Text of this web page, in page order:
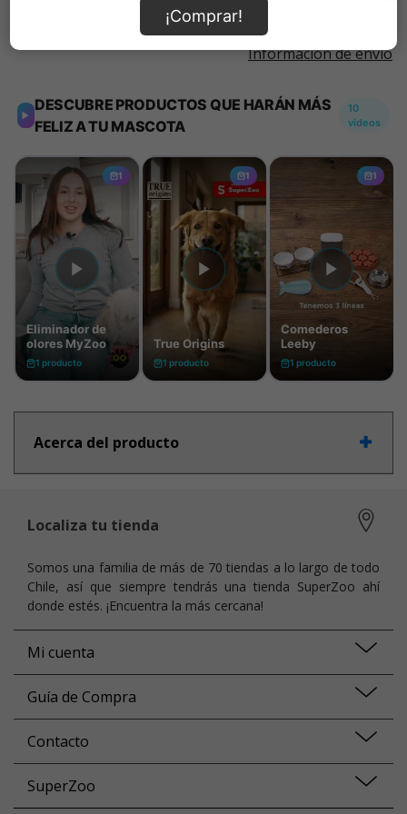
Información de envío
Acerca del producto
¡Comprar!
Localiza tu tienda
Somos una familia de más de 70 tiendas a lo largo de todo
Chile, así que siempre tendrás una tienda SuperZoo ahí
donde estés. ¡Encuentra la más cercana!
Mi cuenta
Guía de Compra
Contacto
SuperZoo